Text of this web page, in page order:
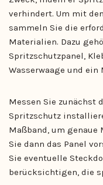
verhindert. Um mit
sammeln Sie die
Materialien. Dazu
Spritzschutzpanel,
Wasserwaage und ein
Messen Sie zunächst
Spritzschutz
Maßband, um genaue
Sie dann das Panel
Sie eventuelle
berücksichtigen, die